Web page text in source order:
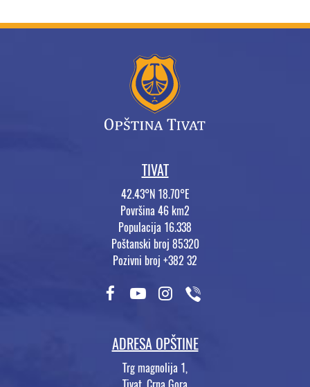
TIVAT
42.43°N 18.70°E
Površina 46 km2
Populacija 16.338
Poštanski broj 85320
Pozivni broj +382 32
ADRESA OPŠTINE
Trg magnolija 1,